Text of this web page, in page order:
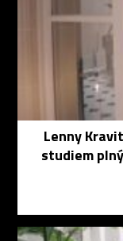
Lenny
studiem